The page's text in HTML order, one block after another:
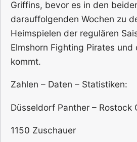
Griffins, bevor es in den
darauffolgenden Wochen zu
Heimspielen der regulären
Elmshorn Fighting Pirates und
kommt.
Zahlen – Daten – Statistiken:
Düsseldorf Panther – Rostock
1150 Zuschauer